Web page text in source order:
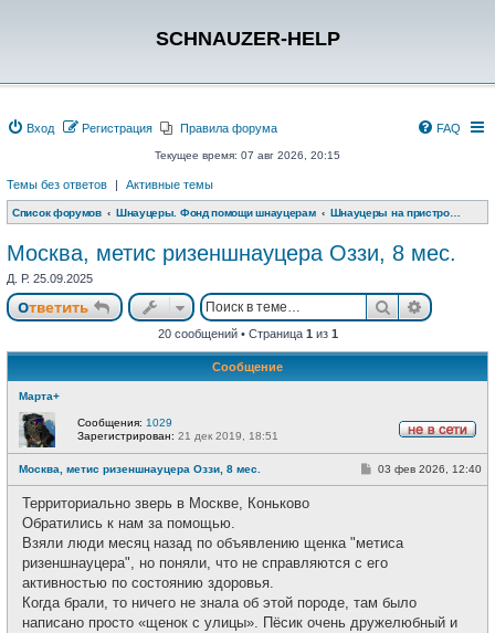
SCHNAUZER-HELP
Вход Регистрация Правила форума FAQ
Текущее время: 07 авг 2026, 20:15
Темы без ответов | Активные темы
Список форумов Шнауцеры. Фонд помощи шнауцерам Шнауцеры на пристройство
Москва, метис ризеншнауцера Оззи, 8 мес.
Д. Р. 25.09.2025
Ответить Поиск
20 сообщений • Страница 1 из 1
Сообщение
Марта+
е
в
с
Сообщения: 1029
Зарегистрирован: 21 дек 2019, 18:51
Москва, метис ризеншнауцера Оззи, 8 мес.
С
н
и
03 фев 2026, 12:40
Территориально зверь в Москве, Коньково
Обратились к нам за помощью.
Взяли люди месяц назад по объявлению щенка "метиса
ризеншнауцера", но поняли, что не справляются с его
активностью по состоянию здоровья.
Когда брали, то ничего не знала об этой породе, там было
написано просто «щенок с улицы». Пёсик очень дружелюбный и